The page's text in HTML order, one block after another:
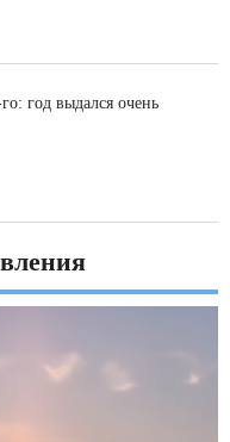
год выдался очень